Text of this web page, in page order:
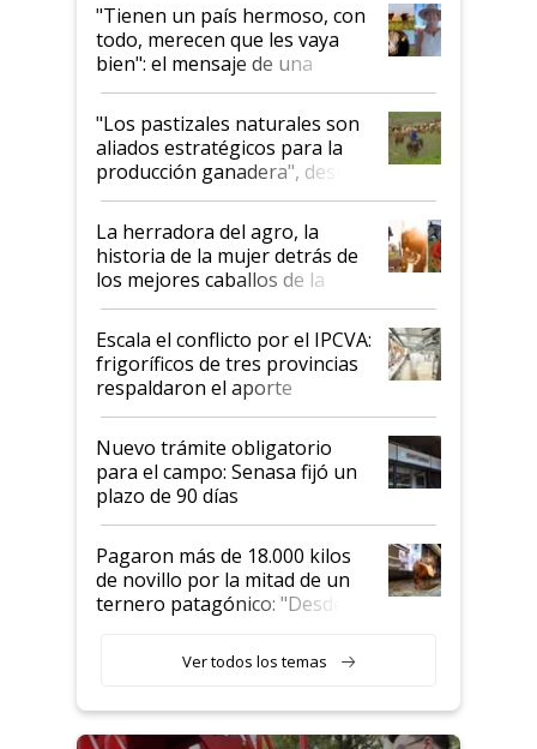
"Tienen un país hermoso, con
todo, merecen que les vaya
bien": el mensaje de una
ganadera uruguaya sobre las
oportunidades que se abren
para el agro en Argentina, con
foco en la carne
"Los pastizales naturales son
aliados estratégicos para la
producción ganadera", destaca
la iniciativa que ya reúne a 46
establecimientos en Argentina
La herradora del agro, la
historia de la mujer detrás de
los mejores caballos de la
Argentina y los mitos que
todavía hacen sufrir a estos
animales: "Mientras me
descalificaban, yo seguí
haciendo currículum"
Escala el conflicto por el IPCVA:
frigoríficos de tres provincias
respaldaron el aporte
obligatorio
Nuevo trámite obligatorio
para el campo: Senasa fijó un
plazo de 90 días
Pagaron más de 18.000 kilos
de novillo por la mitad de un
ternero patagónico: "Desde
llamar la atención"
Ver todos los temas